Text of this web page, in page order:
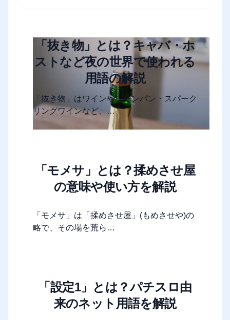
「抜き物」とは？キャバ・ホ
ストなど夜の世界で使われる
用語の解説
「抜き物」はワインやシャンパン・スパーク
リングワインなど、…
「モメサ」とは？揉めさせ屋
の意味や使い方を解説
「モメサ」は「揉めさせ屋」(もめさせや)の
略で、その場を荒ら…
「設定1」とは？パチスロ由
来のネット用語を解説